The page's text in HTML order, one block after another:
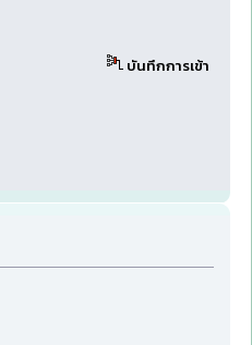
บันทึกการเข้า